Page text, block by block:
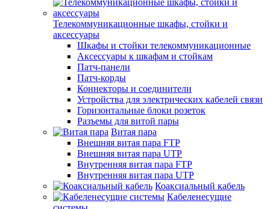
Телекоммуникационные шкафы, стойки и
аксессуары
Шкафы и стойки телекоммуникационные
Аксессуары к шкафам и стойкам
Патч-панели
Патч-корды
Коннекторы и соединители
Устройства для электрических кабелей связи
Горизонтальные блоки розеток
Разъемы для витой пары
Витая пара
Внешняя витая пара FTP
Внешняя витая пара UTP
Внутренняя витая пара FTP
Внутренняя витая пара UTP
Коаксиальный кабель
Кабеленесущие